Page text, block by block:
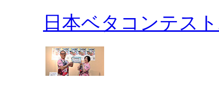
日本ベタコンテス